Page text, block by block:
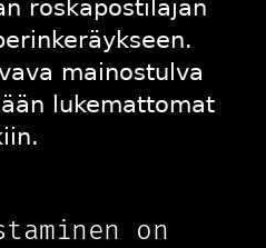
roskapostiläjän
mainostulva
lukemattomat
on